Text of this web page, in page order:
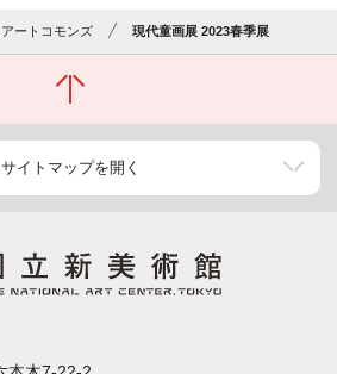
ートコモンズ 現代童画展 2023春季展
サイトマップを開く